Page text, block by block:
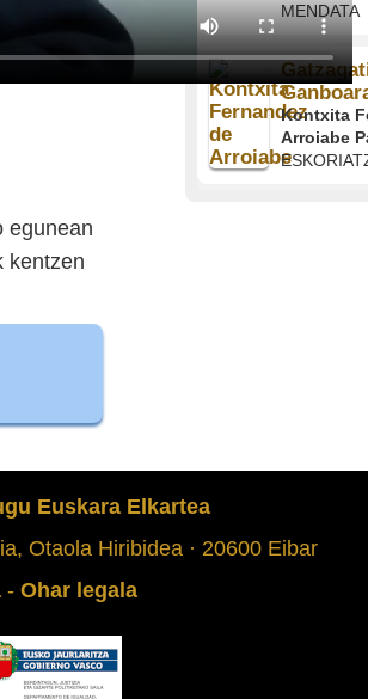
egunean
kentzen
MENDATA
Kontxita
Arroiabe
Euskara Elkartea
Otaola Hiribidea · 20600 Eibar
- Ohar legala